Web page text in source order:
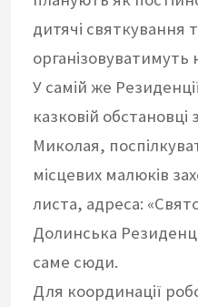
дитячі святкування
організовуватимуть
У самій же
казковій
Миколая,
місцевих малюків
листа, адреса:
Долинська
саме сюди.
Для координації